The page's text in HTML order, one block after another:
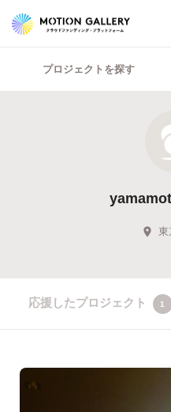
プロジェクトを探す
応援したプロジェクト 1